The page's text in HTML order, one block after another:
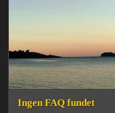
Ingen FAQ fundet